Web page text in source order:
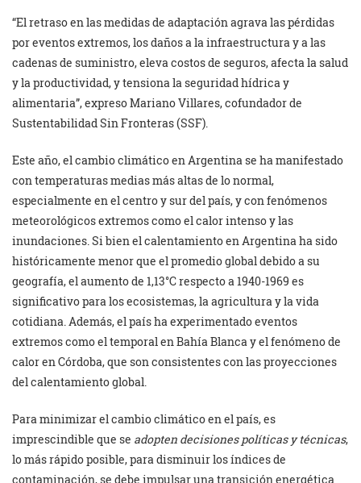
“El retraso en las medidas de adaptación agrava las pérdidas
por eventos extremos, los daños a la infraestructura y a las
cadenas de suministro, eleva costos de seguros, afecta la salud
y la productividad, y tensiona la seguridad hídrica y
alimentaria”, expreso Mariano Villares, cofundador de
Sustentabilidad Sin Fronteras (SSF).
Este año, el cambio climático en Argentina se ha manifestado
con temperaturas medias más altas de lo normal,
especialmente en el centro y sur del país, y con fenómenos
meteorológicos extremos como el calor intenso y las
inundaciones. Si bien el calentamiento en Argentina ha sido
históricamente menor que el promedio global debido a su
geografía, el aumento de 1,13°C respecto a 1940-1969 es
significativo para los ecosistemas, la agricultura y la vida
cotidiana. Además, el país ha experimentado eventos
extremos como el temporal en Bahía Blanca y el fenómeno de
calor en Córdoba, que son consistentes con las proyecciones
del calentamiento global.
Para minimizar el cambio climático en el país, es
imprescindible que se adopten decisiones políticas y técnicas,
lo más rápido posible, para disminuir los índices de
contaminación, se debe impulsar una transición energética